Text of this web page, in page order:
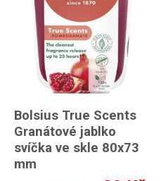
Bolsius True Scents
Granátové jablko
svíčka ve skle 80x73
mm